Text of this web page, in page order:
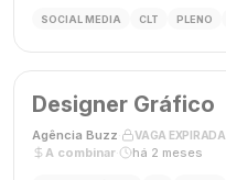
SOCIAL MEDIA CLT PLENO
Designer Gráfico
Agência Buzz VAGA EXPIRADA
A combinar
há 2 meses